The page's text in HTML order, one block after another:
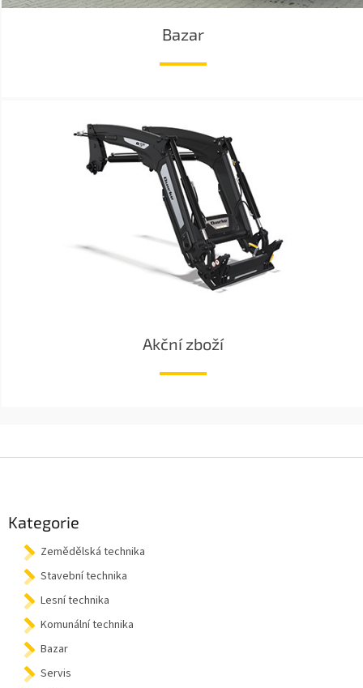
Bazar
Akční zboží
Kategorie
Zemědělská technika
Stavební technika
Lesní technika
Komunální technika
Bazar
Servis